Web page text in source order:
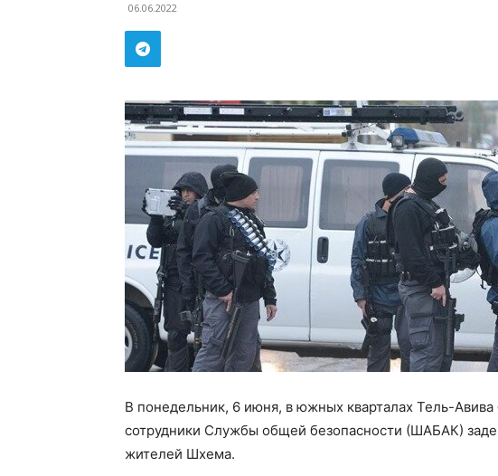
06.06.2022
В понедельник, 6 июня, в южных кварталах Тель-
сотрудники Службы общей безопасности (ШАБАК)
жителей Шхема.